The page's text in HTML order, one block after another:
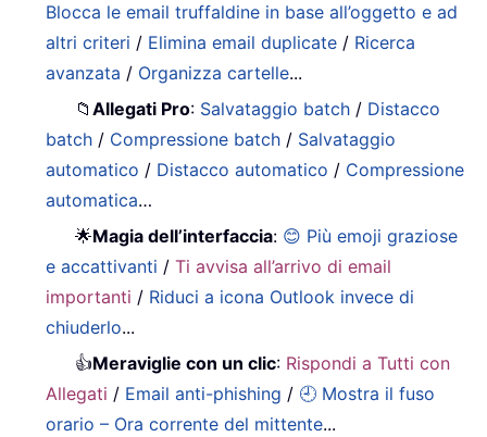
Blocca le email truffaldine in base all’oggetto e ad
altri criteri / Elimina email duplicate / Ricerca
avanzata / Organizza cartelle...
📁Allegati Pro: Salvataggio batch / Distacco
batch / Compressione batch / Salvataggio
automatico / Distacco automatico / Compressione
automatica…
🌟Magia dell’interfaccia: 😊 Più emoji graziose
e accattivanti /Ti avvisa all’arrivo di email
importanti / Riduci a icona Outlook invece di
chiuderlo...
👍Meraviglie con un clic: Rispondi a Tutti con
Allegati / Email anti-phishing / 🕘 Mostra il fuso
orario – Ora corrente del mittente...